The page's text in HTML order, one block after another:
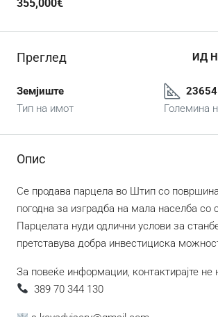
355,000€
Преглед ИД
Земјиште
Тип на имот
23654
Големина
Опис
Се продава парцела во Штип со
погодна за изградба на мала населба со
Парцелата нуди одлични услови за
претставува добра инвестициска
За повеќе информации, контактирајте не
389 70 344 130